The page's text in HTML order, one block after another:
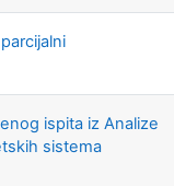
ispita iz Analize
sistema